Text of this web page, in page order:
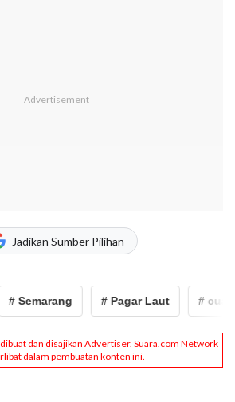
Jadikan Sumber Pilihan
# Semarang # Pagar Laut # cuaca